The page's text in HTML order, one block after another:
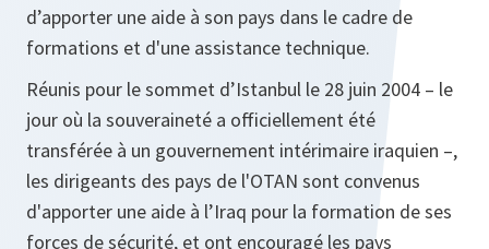
d’apporter une aide à son pays dans le cadre de
formations et d'une assistance technique.
Réunis pour le sommet d’Istanbul le 28 juin 2004 – le
jour où la souveraineté a officiellement été
transférée à un gouvernement intérimaire iraquien –,
les dirigeants des pays de l'OTAN sont convenus
d'apporter une aide à l’Iraq pour la formation de ses
forces de sécurité, et ont encouragé les pays